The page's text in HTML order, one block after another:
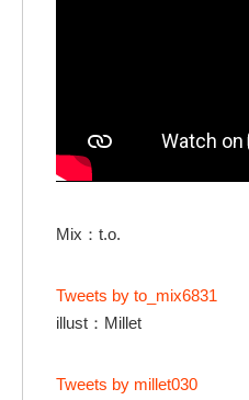
Mix：t.o.
Tweets by to_mix6831
illust：Millet
Tweets by millet030